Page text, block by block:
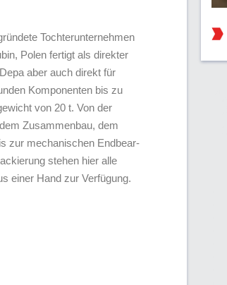
Tochterunternehmen
Polen fertigt als direkter
aber auch direkt für
Komponenten bis zu
von 20 t. Von der
Zusammenbau, dem
zur mechanischen End­be­ar­
stehen hier alle
einer Hand zur Verfügung.